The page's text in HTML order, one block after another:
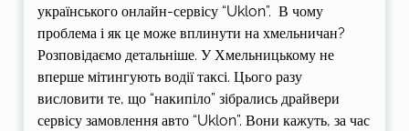
українського онлайн-сервісу “Uklon”. В чому
проблема і як це може вплинути на хмельничан?
Розповідаємо детальніше. У Хмельницькому не
вперше мітингують водії таксі. Цього разу
висловити те, що “накипіло” зібрались драйвери
сервісу замовлення авто “Uklon”. Вони кажуть, за час